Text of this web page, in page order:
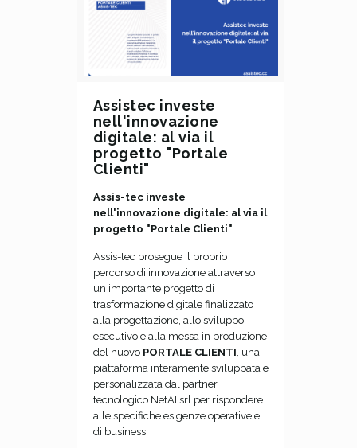
Assistec investe
nell'innovazione
digitale: al via il
progetto "Portale
Clienti"
Assis-tec investe
nell'innovazione digitale: al via il
progetto "Portale Clienti"
Assis-tec prosegue il proprio
percorso di innovazione attraverso
un importante progetto di
trasformazione digitale finalizzato
alla progettazione, allo sviluppo
esecutivo e alla messa in produzione
del nuovo PORTALE CLIENTI, una
piattaforma interamente sviluppata e
personalizzata dal partner
tecnologico NetAI srl per rispondere
alle specifiche esigenze operative e
di business.